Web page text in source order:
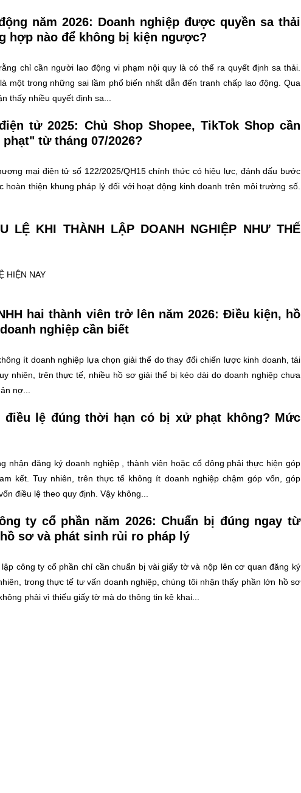
năm 2026: Doanh nghiệp được quyền sa thải
hợp nào để không bị kiện ngược?
chỉ cần người lao động vi phạm nội quy là có thể ra quyết định sa thải.
một trong những sai lầm phổ biến nhất dẫn đến tranh chấp lao động. Qua
thấy nhiều quyết định sa...
tử 2025: Chủ Shop Shopee, TikTok Shop cần
từ tháng 07/2026?
mại điện tử số 122/2025/QH15 chính thức có hiệu lực, đánh dấu bước
hoàn thiện khung pháp lý đối với hoạt động kinh doanh trên môi trường số.
LỆ KHI THÀNH LẬP DOANH NGHIỆP NHƯ THẾ
HIỆN NAY
hai thành viên trở lên năm 2026: Điều kiện, hồ
nghiệp cần biết
ít doanh nghiệp lựa chọn giải thể do thay đổi chiến lược kinh doanh, tái
nhiên, trên thực tế, nhiều hồ sơ giải thể bị kéo dài do doanh nghiệp chưa
nợ...
điều lệ đúng thời hạn có bị xử phạt không? Mức
nhận đăng ký doanh nghiệp , thành viên hoặc cổ đông phải thực hiện góp
kết. Tuy nhiên, trên thực tế không ít doanh nghiệp chậm góp vốn, góp
điều lệ theo quy định. Vậy không...
ty cổ phần năm 2026: Chuẩn bị đúng ngay từ
sơ và phát sinh rủi ro pháp lý
công ty cổ phần chỉ cần chuẩn bị vài giấy tờ và nộp lên cơ quan đăng ký
trong thực tế tư vấn doanh nghiệp, chúng tôi nhận thấy phần lớn hồ sơ
phải vì thiếu giấy tờ mà do thông tin kê khai...